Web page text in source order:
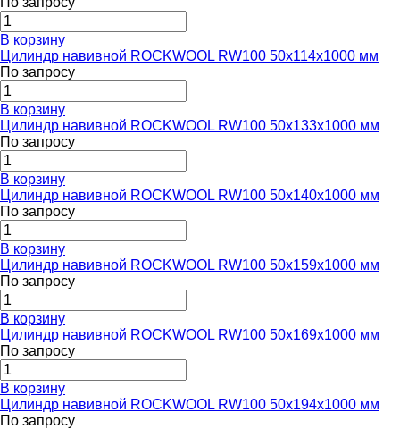
В корзину
Цилиндр навивной ROCKWOOL RW100 50x114x1000 мм
По запросу
В корзину
Цилиндр навивной ROCKWOOL RW100 50x133x1000 мм
По запросу
В корзину
Цилиндр навивной ROCKWOOL RW100 50x140x1000 мм
По запросу
В корзину
Цилиндр навивной ROCKWOOL RW100 50x159x1000 мм
По запросу
В корзину
Цилиндр навивной ROCKWOOL RW100 50x169x1000 мм
По запросу
В корзину
Цилиндр навивной ROCKWOOL RW100 50x194x1000 мм
По запросу